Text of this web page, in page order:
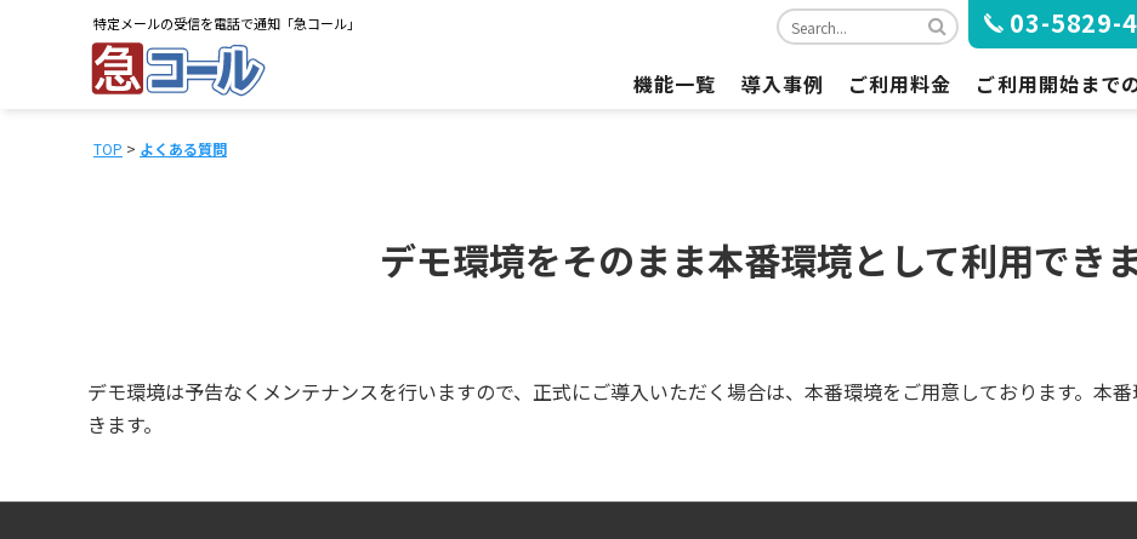
特定メールの受信を電話で通知「急コール」 03-5829-
ン
ス
キ
機能一覧
ブラウザ推奨環境
導入事例 ご利用料金 ご利用開始まで
TOP > よくある質問
デモ環境をそのまま本番環境として利用でき
デモ環境は予告なくメンテナンスを行いますので、正式にご導入いただく場合は、本番環境をご用意しております。本
きます。